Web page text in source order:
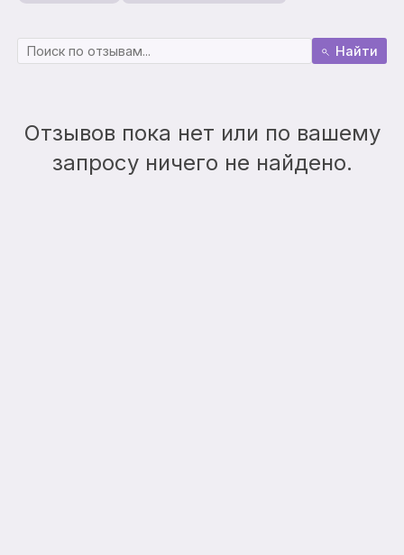
Найти
Отзывов пока нет или по вашему
запросу ничего не найдено.